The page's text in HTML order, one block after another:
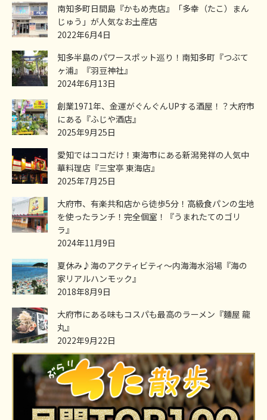
南知多町日間島『かもめ売店』「多幸（たこ）まん
じゅう」が人気なお土産店
2022年6月4日
知多半島のパワースポット巡り！南知多町『つぶて
ヶ浦』『羽豆神社』
2024年6月13日
創業1971年、金運がぐんぐんUPする酒屋！？大府市
にある『ふじや酒店』
2025年9月25日
愛知ではココだけ！東海市にある新潟発祥の人気中
華料理店『三宝亭 東海店』
2025年7月25日
大府市、有楽共和店から徒歩5分！高級食パンの生地
を使ったランチ！完全個室！『うまれたてのゴリ
ラ』
2024年11月9日
夏休み♪海のアクティビティ～内海海水浴場『海の
家リアルハンモック』
2018年8月9日
大府市にある味もコスパも最高のラーメン『麵屋 龍
丸』
2022年9月22日